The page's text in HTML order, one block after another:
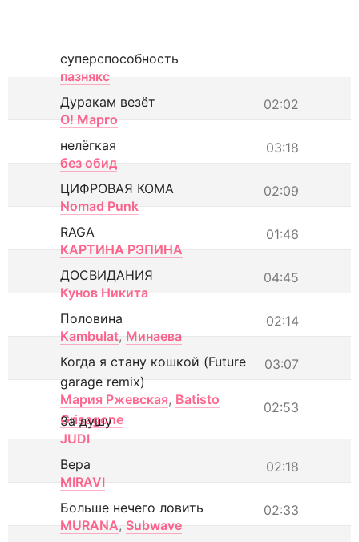
суперспособность
пазнякс
02:02
Дуракам везёт
О! Марго
03:18
нелёгкая
без обид
02:09
ЦИФРОВАЯ КОМА
Nomad Punk
01:46
RAGA
КАРТИНА РЭПИНА
04:45
ДОСВИДАНИЯ
Кунов Никита
02:14
Половина
Kambulat, Минаева
03:07
Когда я стану кошкой (Future
garage remix)
Мария Ржевская, Batisto
Grisagone
02:53
За душу
JUDI
02:18
Вера
MIRAVI
02:33
Больше нечего ловить
MURANA, Subwave